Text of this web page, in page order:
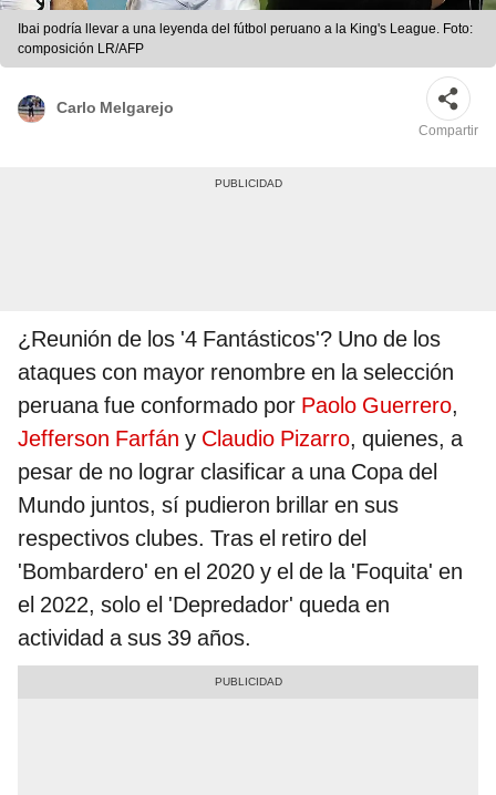
Ibai podría llevar a una leyenda del fútbol peruano a la King's League. Foto:
composición LR/AFP
Carlo Melgarejo
Compartir
¿Reunión de los '4 Fantásticos'? Uno de los
ataques con mayor renombre en la selección
peruana fue conformado por Paolo Guerrero,
Jefferson Farfán y Claudio Pizarro, quienes, a
pesar de no lograr clasificar a una Copa del
Mundo juntos, sí pudieron brillar en sus
respectivos clubes. Tras el retiro del
'Bombardero' en el 2020 y el de la 'Foquita' en
el 2022, solo el 'Depredador' queda en
actividad a sus 39 años.